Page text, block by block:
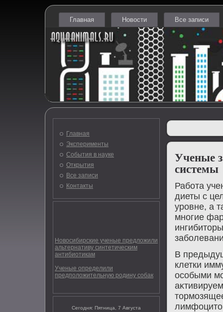
Главная Новости Все записи
Главная
Эксперименты
События в науке
Открытия
Все записи
Контакты
Новосибирские ученые предложили
альтернативу синтетическим
антибиотикам
Ученые определили
предположительную родину собак
Сегодня: Пятница, 7 Августа
Ученые
системы
Работа
диеты с
уровне, а
многие
В
клетки
особыми